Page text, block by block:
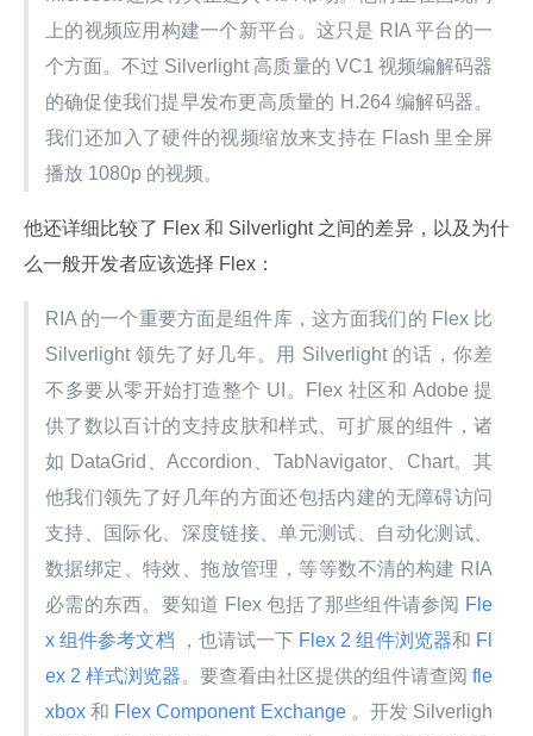
上的视频应用构建一个新平台。这只是 RIA 平台的一
个方面。不过 Silverlight 高质量的 VC1 视频编解码器
的确促使我们提早发布更高质量的 H.264 编解码器。
我们还加入了硬件的视频缩放来支持在 Flash 里全屏
播放 1080p 的视频。
他还详细比较了 Flex 和 Silverlight 之间的差异，以及为什
么一般开发者应该选择 Flex：
RIA 的一个重要方面是组件库，这方面我们的 Flex 比
Silverlight 领先了好几年。用 Silverlight 的话，你差
不多要从零开始打造整个 UI。Flex 社区和 Adobe 提
供了数以百计的支持皮肤和样式、可扩展的组件，诸
如 DataGrid、Accordion、TabNavigator、Chart。其
他我们领先了好几年的方面还包括内建的无障碍访问
支持、国际化、深度链接、单元测试、自动化测试、
数据绑定、特效、拖放管理，等等数不清的构建 RIA
必需的东西。要知道 Flex 包括了那些组件请参阅 Fle
x 组件参考文档
，也请试一下 Flex 2 组件浏览器和 Fl
ex 2 样式浏览器。要查看由社区提供的组件请查阅 fle
xbox 和 Flex Component Exchange 。开发 Silverligh